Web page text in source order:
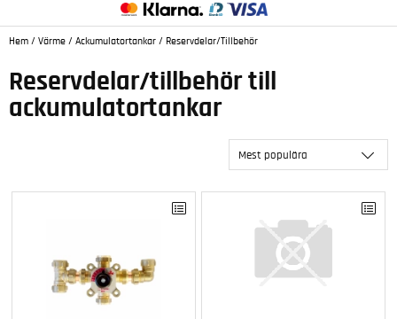
Hem / Värme / Ackumulatortankar / Reservdelar/Tillbehör
Reservdelar/tillbehör till
ackumulatortankar
Mest populära